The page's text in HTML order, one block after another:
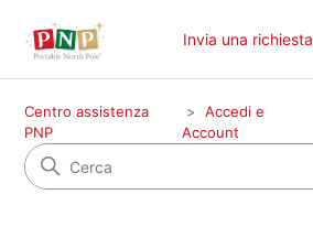
Invia una richiesta
Centro assistenza
PNP
Accedi e
Account